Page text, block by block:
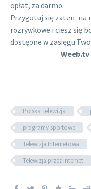
opłat, za darmo.
Przygotuj się zatem na
rozrywkowe i ciesz się
dostępne w zasięgu
Weeb.tv
Polska Telewizja
programy sportowe
Telewizja Internetowa
Telewizja przez internet